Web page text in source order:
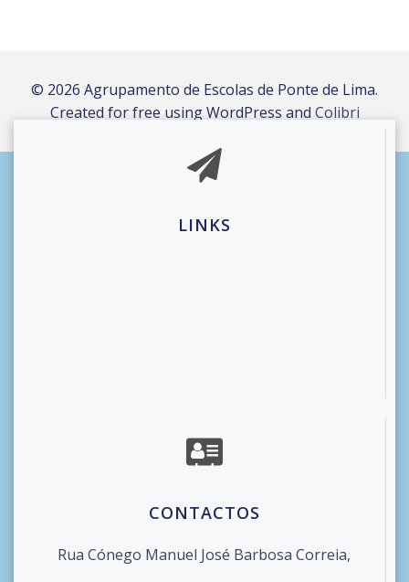
© 2026 Agrupamento de Escolas de Ponte de Lima.
Created for free using WordPress andColibri
LINKS
CONTACTOS
Rua Cónego Manuel José Barbosa Correia,